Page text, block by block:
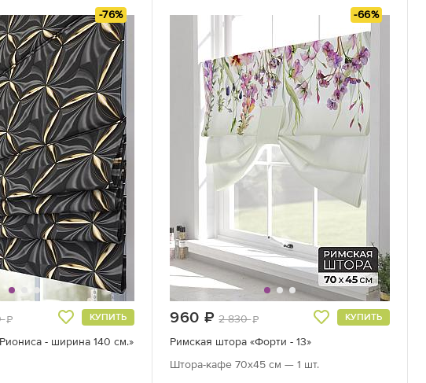
-76%
КУПИТЬ
- ширина 140 см.»
-66%
960 руб.
2 830 КУПИТЬ
Римская штора «Форти - 13»
Штора-кафе 70х45 см — 1 шт.